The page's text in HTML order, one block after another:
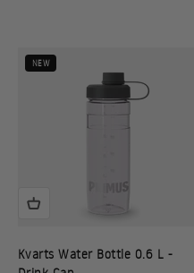
NEW
Kvarts Water Bottle 0.6 L -